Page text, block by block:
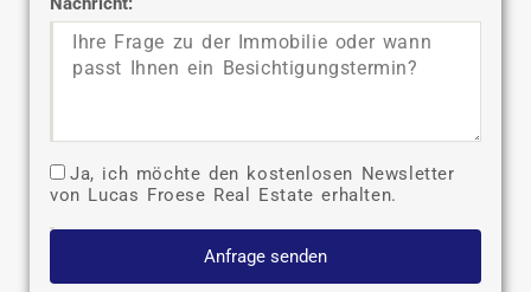
Ja, ich möchte den kostenlosen Newsletter
von Lucas Froese Real Estate erhalten.
Anfrage senden